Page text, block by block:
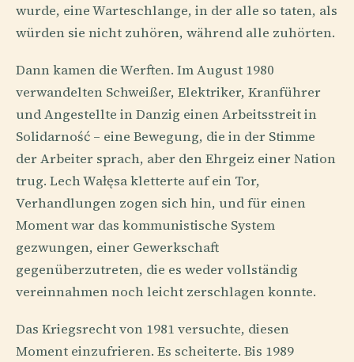
wurde, eine Warteschlange, in der alle so taten, als
würden sie nicht zuhören, während alle zuhörten.
Dann kamen die Werften. Im August 1980
verwandelten Schweißer, Elektriker, Kranführer
und Angestellte in Danzig einen Arbeitsstreit in
Solidarność – eine Bewegung, die in der Stimme
der Arbeiter sprach, aber den Ehrgeiz einer Nation
trug. Lech Wałęsa kletterte auf ein Tor,
Verhandlungen zogen sich hin, und für einen
Moment war das kommunistische System
gezwungen, einer Gewerkschaft
gegenüberzutreten, die es weder vollständig
vereinnahmen noch leicht zerschlagen konnte.
Das Kriegsrecht von 1981 versuchte, diesen
Moment einzufrieren. Es scheiterte. Bis 1989